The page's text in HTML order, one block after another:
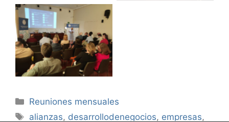
Categorías
Reuniones mensuales
Etiquetas
alianzas, desarrollodenegocios, empresas,